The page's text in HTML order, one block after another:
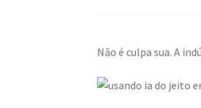
Não é culpa sua. A